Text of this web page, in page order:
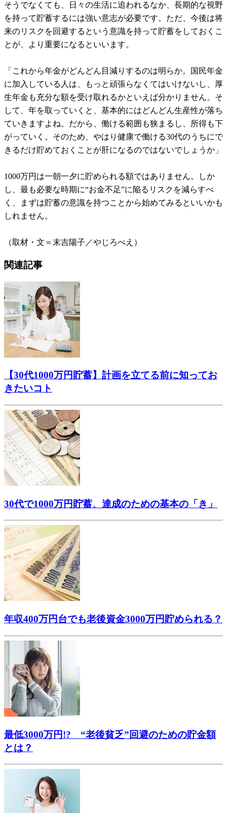
そうでなくても、日々の生活に追われるなか、長期的な視野
を持って貯蓄するには強い意志が必要です。ただ、今後は将
来のリスクを回避するという意識を持って貯蓄をしておくこ
とが、より重要になるといいます。
「これから年金がどんどん目減りするのは明らか。国民年金
に加入している人は、もっと頑張らなくてはいけないし、厚
生年金も充分な額を受け取れるかといえば分かりません。そ
して、年を取っていくと、基本的にはどんどん生産性が落ち
ていきますよね。だから、働ける範囲も狭まるし、所得も下
がっていく。そのため、やはり健康で働ける30代のうちにで
きるだけ貯めておくことが肝になるのではないでしょうか」
1000万円は一朝一夕に貯められる額ではありません。しか
し、最も必要な時期に“お金不足”に陥るリスクを減らすべ
く、まずは貯蓄の意識を持つことから始めてみるといいかも
しれません。
（取材・文＝末吉陽子／やじろべえ）
関連記事
【30代1000万円貯蓄】計画を立てる前に知ってお
きたいコト
30代で1000万円貯蓄、達成のための基本の「き」
年収400万円台でも老後資金3000万円貯められる？
最低3000万円!? “老後貧乏”回避のための貯金額
とは？